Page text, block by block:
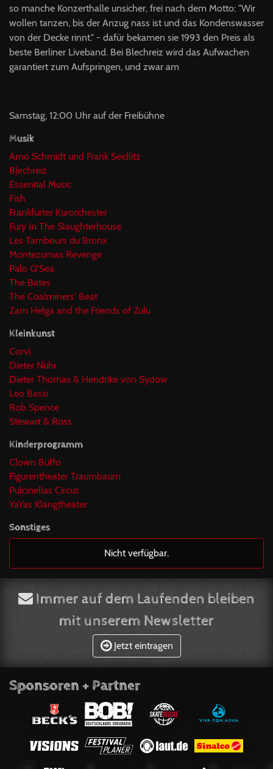
so manche Konzerthalle unsicher, frei nach dem Motto: "Wir
wollen tanzen, bis der Anzug nass ist und das Kondenswasser
von der Decke rinnt." - dafür bekamen sie 1993 den Preis als
beste Berliner Liveband. Bei Blechreiz wird das Aufwachen
garantiert zum Aufspringen, und zwar am
Samstag, 12:00 Uhr auf der Freibühne
Musik
Arno Schmidt und Frank Seidlitz
Blechreiz
Essential Music
Fish
Frankfurter Kurorchester
Fury In The Slaughterhouse
Les Tambours du Bronx
Montezumas Revenge
Palo Q'Sea
The Bates
The Coalminers' Beat
Zam Helga and the Friends of Zulu
Kleinkunst
Corvi
Dieter Nuhr
Dieter Thomas & Hendrike von Sydow
Leo Bassi
Rob Spence
Stewart & Ross
Kinderprogramm
Clown Buffo
Figurentheater Traumbaum
Pulcinellas Circus
YaYas Klangtheater
Sonstiges
Nicht verfügbar.
Immer auf dem Laufenden bleiben
mit unserem Newsletter
Jetzt eintragen
Sponsoren + Partner